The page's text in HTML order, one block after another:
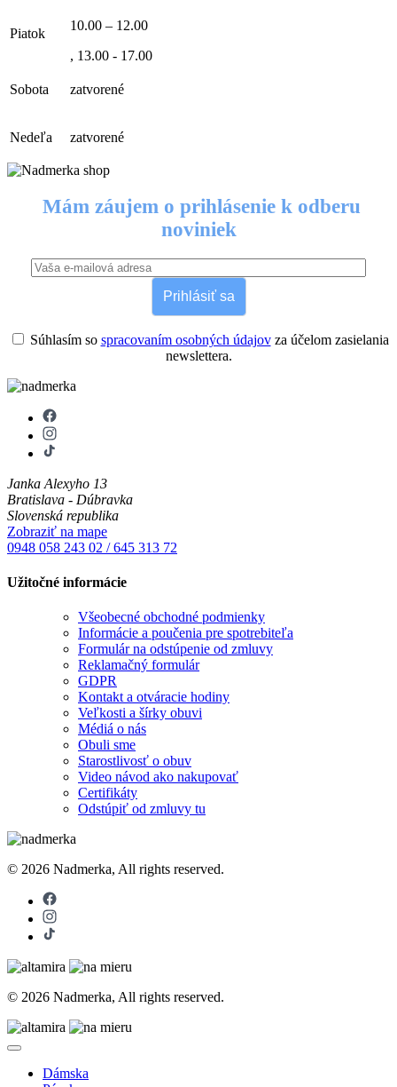
Piatok
10.00 – 12.00
, 13.00 - 17.00
Sobota zatvorené
Nedeľa zatvorené
Mám záujem o prihlásenie k odberu
noviniek
Prihlásiť sa
Súhlasím so spracovaním osobných údajovza účelom zasielania
newslettera.
Janka Alexyho 13
Bratislava - Dúbravka
Slovenská republika
Zobraziť na mape
0948 058 243 02 / 645 313 72
Užitočné informácie
Všeobecné obchodné podmienky
Informácie a poučenia pre spotrebiteľa
Formulár na odstúpenie od zmluvy
Reklamačný formulár
GDPR
Kontakt a otváracie hodiny
Veľkosti a šírky obuvi
Médiá o nás
Obuli sme
Starostlivosť o obuv
Video návod ako nakupovať
Certifikáty
Odstúpiť od zmluvy tu
© 2026 Nadmerka, All rights reserved.
© 2026 Nadmerka, All rights reserved.
Dámska